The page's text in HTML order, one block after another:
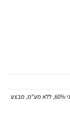
, ללא מע"מ, מבצע